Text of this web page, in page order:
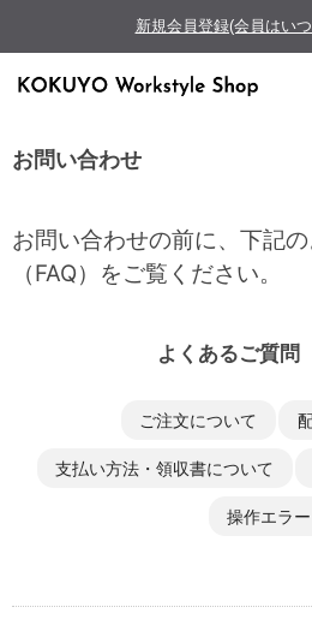
新規会員登録(会員はい
お問い合わせ
お問い合わせの前に、下記
（FAQ）をご覧ください。
よくあるご質問
ご注文について
支払い方法・領収書について
操作エラー